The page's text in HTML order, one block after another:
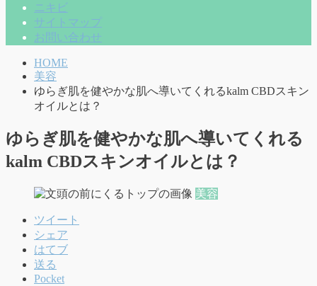
ニキビ
サイトマップ
お問い合わせ
HOME
美容
ゆらぎ肌を健やかな肌へ導いてくれるkalm CBDスキン
オイルとは？
ゆらぎ肌を健やかな肌へ導いてくれる
kalm CBDスキンオイルとは？
美容
ツイート
シェア
はてブ
送る
Pocket